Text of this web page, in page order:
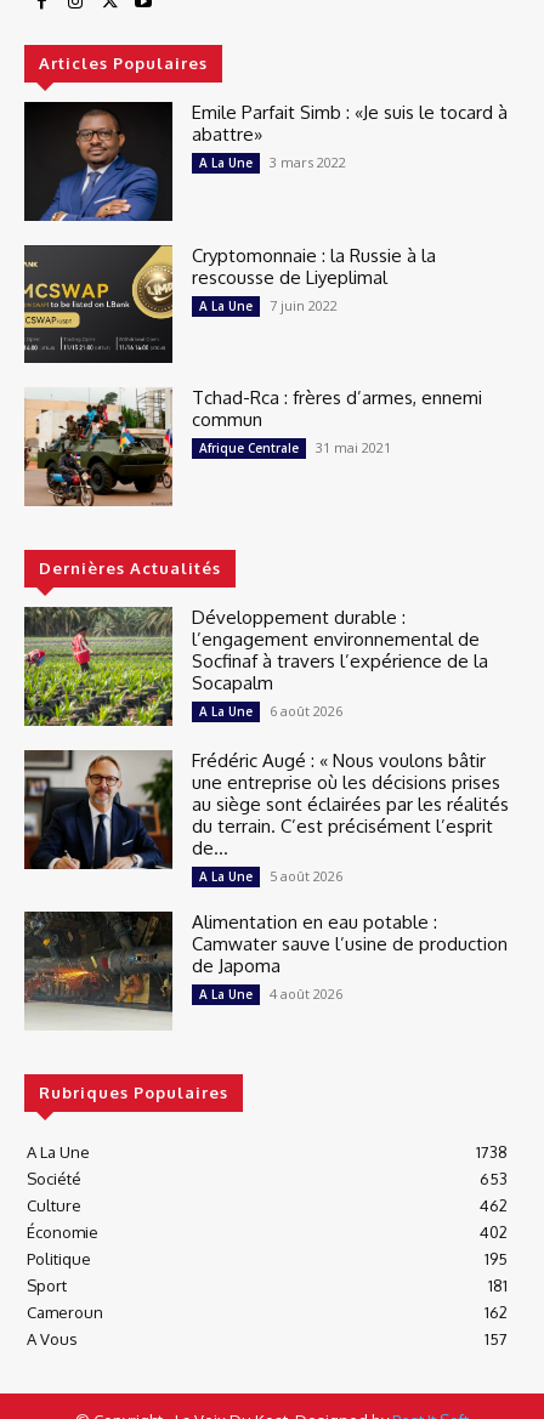
Articles Populaires
Emile Parfait Simb : «Je suis le tocard à
abattre»
A La Une 3 mars 2022
Cryptomonnaie : la Russie à la
rescousse de Liyeplimal
A La Une 7 juin 2022
Tchad-Rca : frères d’armes, ennemi
commun
Afrique Centrale 31 mai 2021
Dernières Actualités
Développement durable :
l’engagement environnemental de
Socfinaf à travers l’expérience de la
Socapalm
A La Une 6 août 2026
Frédéric Augé : « Nous voulons bâtir
une entreprise où les décisions prises
au siège sont éclairées par les réalités
du terrain. C’est précisément l’esprit
de...
A La Une 5 août 2026
Alimentation en eau potable :
Camwater sauve l’usine de production
de Japoma
A La Une 4 août 2026
Rubriques Populaires
A La Une
1738
Société
653
Culture
462
Économie
402
Politique
195
Sport
181
Cameroun
162
A Vous
157